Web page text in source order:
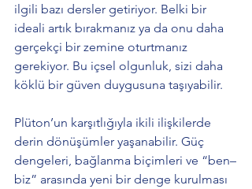
ilgili bazı dersler getiriyor. Belki bir
ideali artık bırakmanız ya da onu daha
gerçekçi bir zemine oturtmanız
gerekiyor. Bu içsel olgunluk, sizi daha
köklü bir güven duygusuna taşıyabilir.
Plüton’un karşıtlığıyla ikili ilişkilerde
derin dönüşümler yaşanabilir. Güç
dengeleri, bağlanma biçimleri ve “ben–
biz” arasında yeni bir denge kurulması